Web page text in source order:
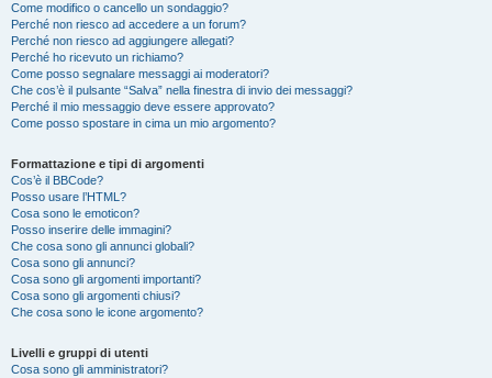
Come modifico o cancello un sondaggio?
Perché non riesco ad accedere a un forum?
Perché non riesco ad aggiungere allegati?
Perché ho ricevuto un richiamo?
Come posso segnalare messaggi ai moderatori?
Che cos’è il pulsante “Salva” nella finestra di invio dei messaggi?
Perché il mio messaggio deve essere approvato?
Come posso spostare in cima un mio argomento?
Formattazione e tipi di argomenti
Cos’è il BBCode?
Posso usare l’HTML?
Cosa sono le emoticon?
Posso inserire delle immagini?
Che cosa sono gli annunci globali?
Cosa sono gli annunci?
Cosa sono gli argomenti importanti?
Cosa sono gli argomenti chiusi?
Che cosa sono le icone argomento?
Livelli e gruppi di utenti
Cosa sono gli amministratori?